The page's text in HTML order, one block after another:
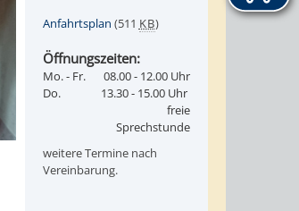
Anfahrtsplan (511 KB)
Öffnungszeiten:
Mo. - Fr.
08.00 - 12.00 Uhr
Do.
13.30 - 15.00 Uhr
freie
Sprechstunde
weitere Termine nach
Vereinbarung.